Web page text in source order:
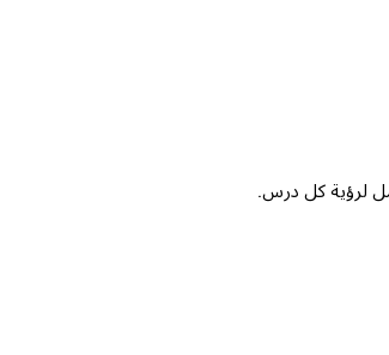
لرؤية كل درس.